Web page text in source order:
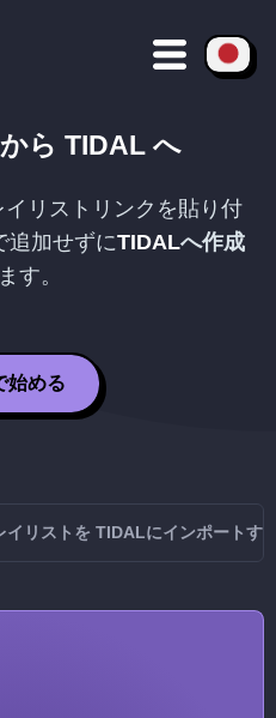
から TIDAL へ
リストリンクを貼り付
追加せずにTIDALへ作成
す。
始める
イリストを TIDALにインポートす